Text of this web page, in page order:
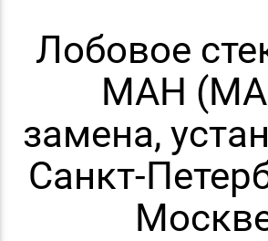
Лобовое
МАН
замена,
Санкт-